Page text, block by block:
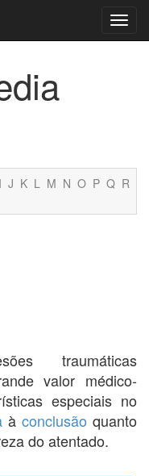
I J K L M N O P Q R
traumáticas
valor médico-
especiais no
à conclusão quanto
do atentado.